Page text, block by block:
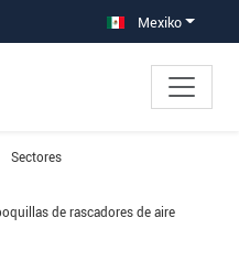
principal Mexiko
Sectores
de rascadores de aire